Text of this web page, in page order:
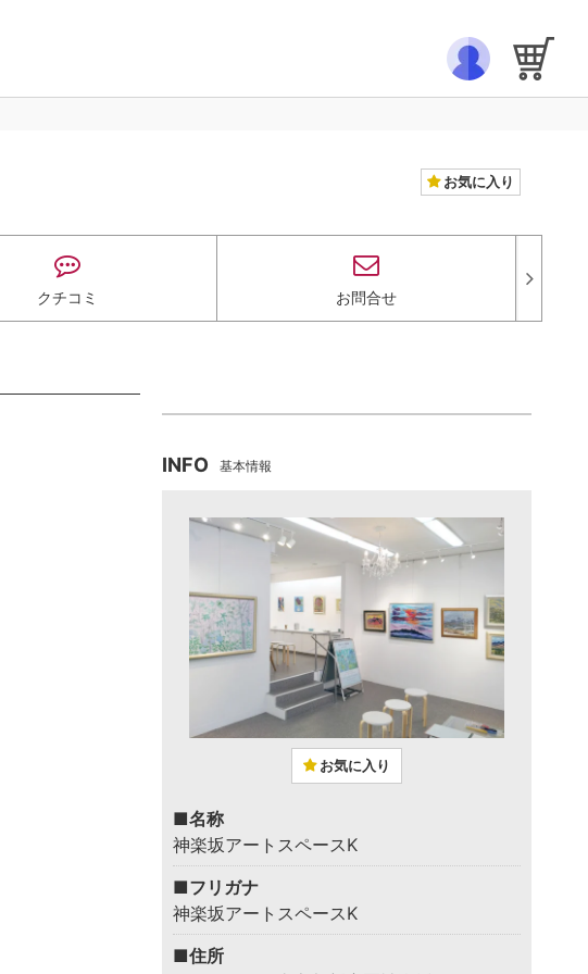
お気に入り
クチコミ お問合せ
INFO 基本情報
お気に入り
■名称
神楽坂アートスペースK
■フリガナ
神楽坂アートスペースK
■住所